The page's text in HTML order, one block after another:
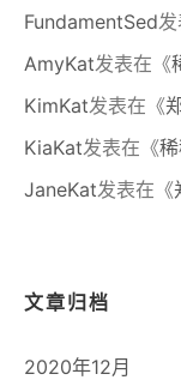
FundamentSed
AmyKat发表在《
KimKat发表在《
KiaKat发表在《
JaneKat发表在《
文章归档
2020年12月